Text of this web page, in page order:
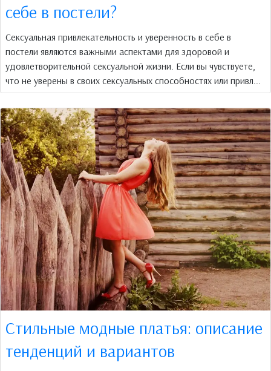
себе в постели?
Сексуальная привлекательность и уверенность в себе в
постели являются важными аспектами для здоровой и
удовлетворительной сексуальной жизни. Если вы чувствуете,
что не уверены в своих сексуальных способностях или привл...
Стильные модные платья: описание
тенденций и вариантов